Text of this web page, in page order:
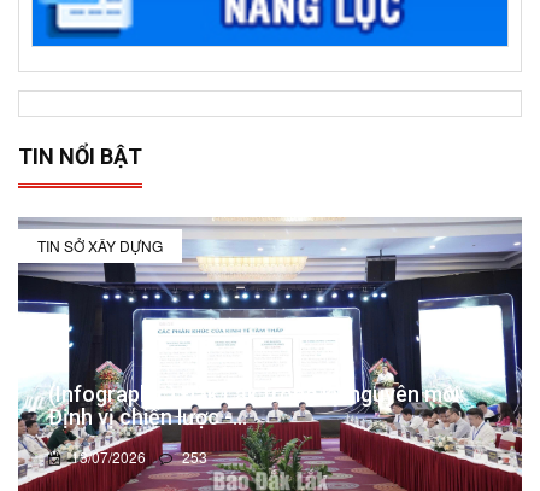
TIN NỔI BẬT
TIN SỞ XÂY DỰNG
(Infographic) Đắk Lắk trong kỷ nguyên mới:
Định vị chiến lược -...
13/07/2026 253